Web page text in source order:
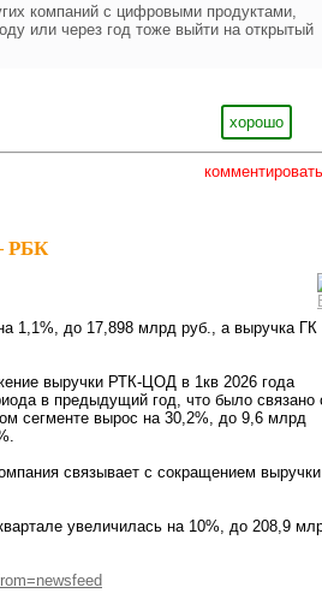
компаний с цифровыми продуктами,
или через год тоже выйти на открытый
хорошо
комментировать
РБК
1,1%, до 17,898 млрд руб., а выручка ГК
выручки РТК-ЦОД в 1кв 2026 года
в предыдущий год, что было связано
сегменте вырос на 30,2%, до 9,6 млрд
связывает с сокращением
увеличилась на 10%, до 208,9